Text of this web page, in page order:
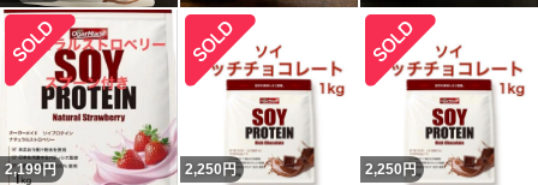
2,199円 2,250 円 2,250 円